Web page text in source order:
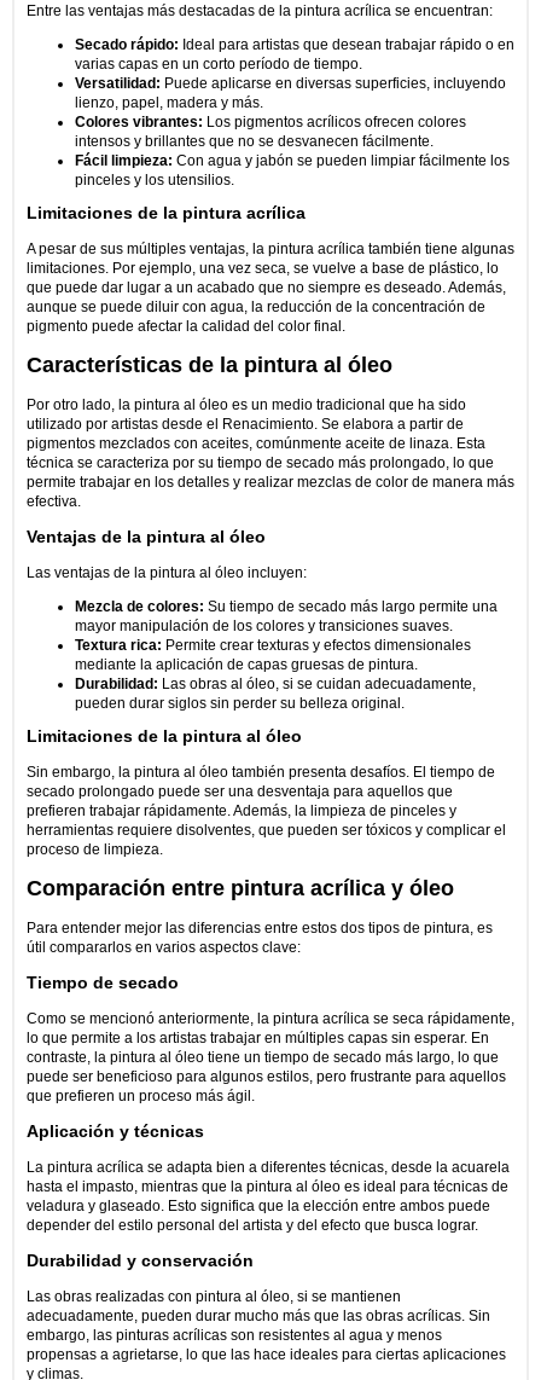
Entre las ventajas más destacadas de la pintura acrílica se encuentran:
Secado rápido: Ideal para artistas que desean trabajar rápido o en
varias capas en un corto período de tiempo.
Versatilidad: Puede aplicarse en diversas superficies, incluyendo
lienzo, papel, madera y más.
Colores vibrantes: Los pigmentos acrílicos ofrecen colores
intensos y brillantes que no se desvanecen fácilmente.
Fácil limpieza: Con agua y jabón se pueden limpiar fácilmente los
pinceles y los utensilios.
Limitaciones de la pintura acrílica
A pesar de sus múltiples ventajas, la pintura acrílica también tiene algunas
limitaciones. Por ejemplo, una vez seca, se vuelve a base de plástico, lo
que puede dar lugar a un acabado que no siempre es deseado. Además,
aunque se puede diluir con agua, la reducción de la concentración de
pigmento puede afectar la calidad del color final.
Características de la pintura al óleo
Por otro lado, la pintura al óleo es un medio tradicional que ha sido
utilizado por artistas desde el Renacimiento. Se elabora a partir de
pigmentos mezclados con aceites, comúnmente aceite de linaza. Esta
técnica se caracteriza por su tiempo de secado más prolongado, lo que
permite trabajar en los detalles y realizar mezclas de color de manera más
efectiva.
Ventajas de la pintura al óleo
Las ventajas de la pintura al óleo incluyen:
Mezcla de colores: Su tiempo de secado más largo permite una
mayor manipulación de los colores y transiciones suaves.
Textura rica: Permite crear texturas y efectos dimensionales
mediante la aplicación de capas gruesas de pintura.
Durabilidad: Las obras al óleo, si se cuidan adecuadamente,
pueden durar siglos sin perder su belleza original.
Limitaciones de la pintura al óleo
Sin embargo, la pintura al óleo también presenta desafíos. El tiempo de
secado prolongado puede ser una desventaja para aquellos que
prefieren trabajar rápidamente. Además, la limpieza de pinceles y
herramientas requiere disolventes, que pueden ser tóxicos y complicar el
proceso de limpieza.
Comparación entre pintura acrílica y óleo
Para entender mejor las diferencias entre estos dos tipos de pintura, es
útil compararlos en varios aspectos clave:
Tiempo de secado
Como se mencionó anteriormente, la pintura acrílica se seca rápidamente,
lo que permite a los artistas trabajar en múltiples capas sin esperar. En
contraste, la pintura al óleo tiene un tiempo de secado más largo, lo que
puede ser beneficioso para algunos estilos, pero frustrante para aquellos
que prefieren un proceso más ágil.
Aplicación y técnicas
La pintura acrílica se adapta bien a diferentes técnicas, desde la acuarela
hasta el impasto, mientras que la pintura al óleo es ideal para técnicas de
veladura y glaseado. Esto significa que la elección entre ambos puede
depender del estilo personal del artista y del efecto que busca lograr.
Durabilidad y conservación
Las obras realizadas con pintura al óleo, si se mantienen
adecuadamente, pueden durar mucho más que las obras acrílicas. Sin
embargo, las pinturas acrílicas son resistentes al agua y menos
propensas a agrietarse, lo que las hace ideales para ciertas aplicaciones
y climas.